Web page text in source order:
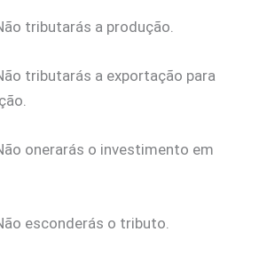
tributarás a produção.
tributarás a exportação para
onerarás o investimento em
esconderás o tributo.